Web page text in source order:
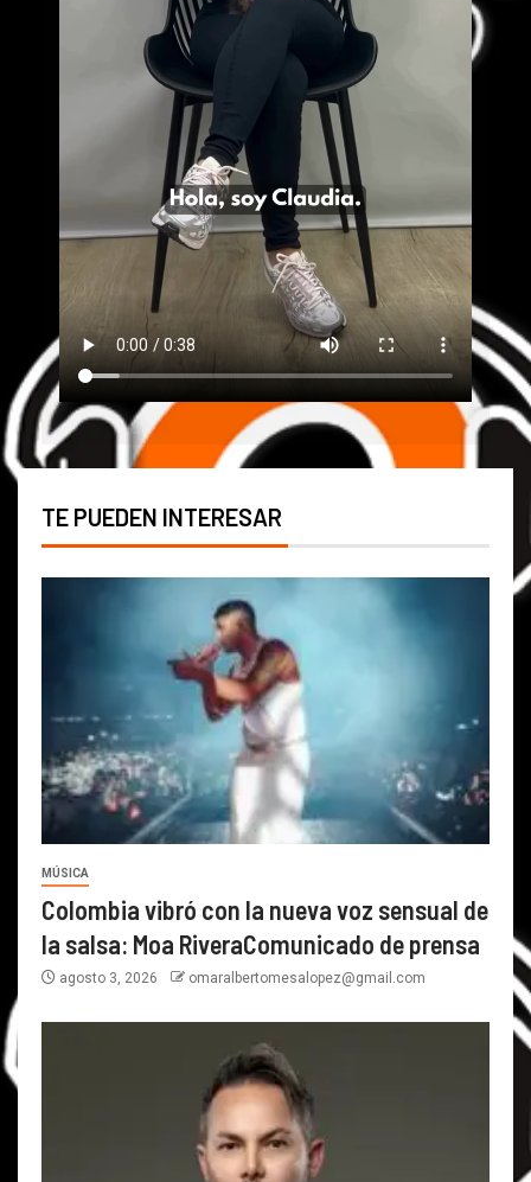
TE PUEDEN INTERESAR
MÚSICA
Colombia vibró con la nueva voz sensual de
la salsa: Moa RiveraComunicado de prensa
agosto 3, 2026 omaralbertomesalopez@gmail.com